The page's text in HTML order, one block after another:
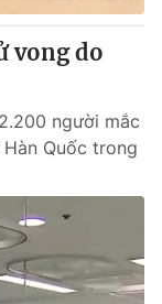
bằng AI
vong do
người mắc
Quốc trong